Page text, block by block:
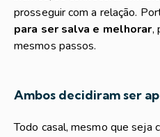
prosseguir com a relação.
para ser salva e melhorar,
mesmos passos.
Ambos decidiram ser
Todo casal, mesmo que seja